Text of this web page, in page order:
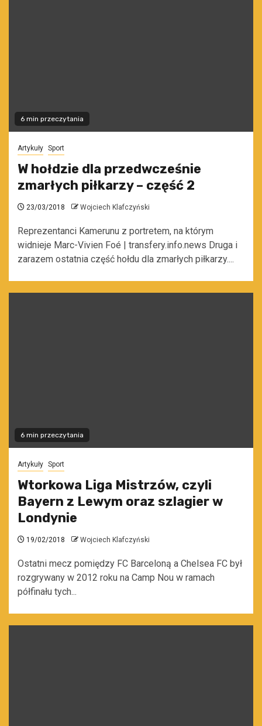
6 min przeczytania
Artykuły Sport
W hołdzie dla przedwcześnie
zmarłych piłkarzy – część 2
23/03/2018 Wojciech Klafczyński
Reprezentanci Kamerunu z portretem, na którym
widnieje Marc-Vivien Foé | transfery.info.news Druga i
zarazem ostatnia część hołdu dla zmarłych piłkarzy....
6 min przeczytania
Artykuły Sport
Wtorkowa Liga Mistrzów, czyli
Bayern z Lewym oraz szlagier w
Londynie
19/02/2018 Wojciech Klafczyński
Ostatni mecz pomiędzy FC Barceloną a Chelsea FC był
rozgrywany w 2012 roku na Camp Nou w ramach
półfinału tych...